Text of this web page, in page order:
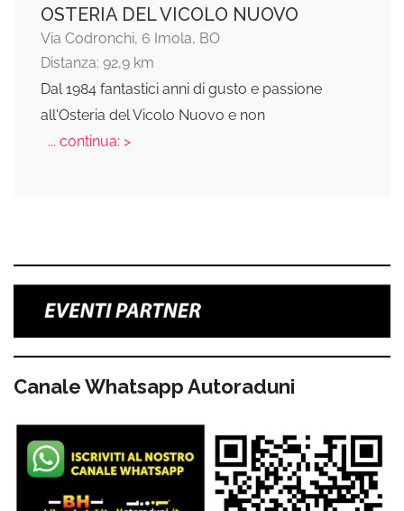
OSTERIA DEL VICOLO NUOVO
Via Codronchi, 6 Imola, BO
Distanza: 92,9 km
Dal 1984 fantastici anni di gusto e passione
all'Osteria del Vicolo Nuovo e non
... continua: >
Canale Whatsapp Autoraduni